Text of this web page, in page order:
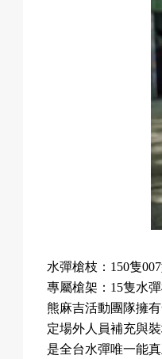
水彈槍枝： 150隻007
專屬槍架： 15隻水彈
熊麻吉活動團隊擁
定場外人員補充與
是全台水彈唯一能